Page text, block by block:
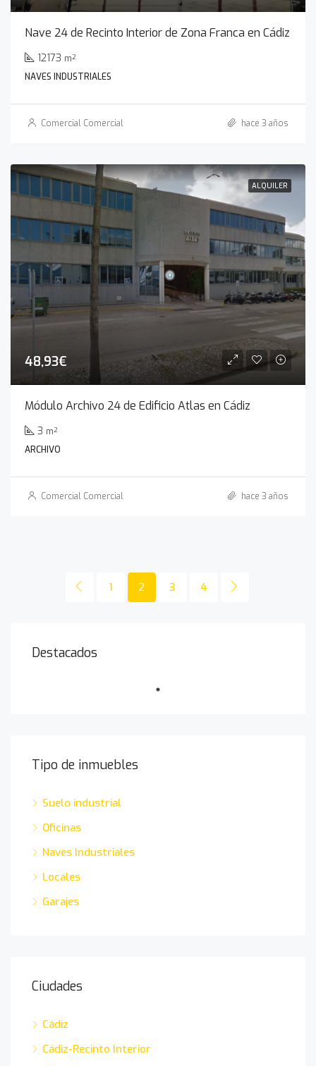
Nave 24 de Recinto Interior de Zona Franca en Cádiz
12173 m²
NAVES INDUSTRIALES
Comercial Comercial hace 3 años
ALQUILER
48,93€
Módulo Archivo 24 de Edificio Atlas en Cádiz
3 m²
ARCHIVO
Comercial Comercial hace 3 años
1 2 3 4
Destacados
Tipo de inmuebles
Suelo industrial
Oficinas
Naves Industriales
Locales
Garajes
Ciudades
Cádiz
Cádiz-Recinto Interior